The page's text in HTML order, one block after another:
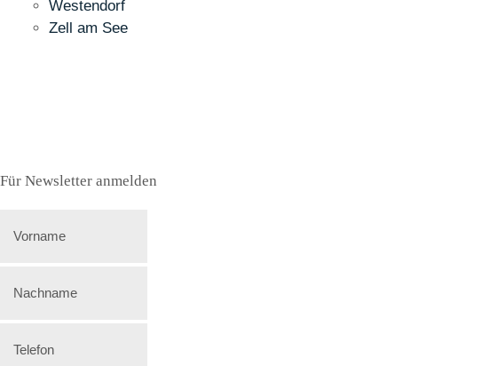
Westendorf
Zell am See
Für Newsletter anmelden